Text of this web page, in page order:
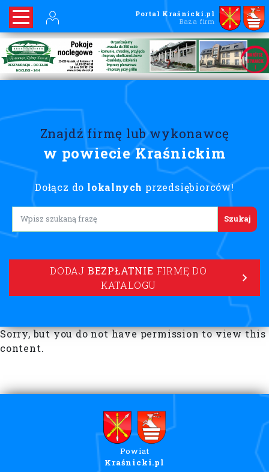
Portal Kraśnicki.pl
Baza firm
Znajdź firmę lub wykonawcę
w powiecie Kraśnickim
Dołącz do lokalnych przedsiębiorców!
Lorem ipsum
DODAJ BEZPŁATNIE FIRMĘ DO
KATALOGU
Sorry, but you do not have permission to view this
content.
Powiat
Kraśnicki.pl